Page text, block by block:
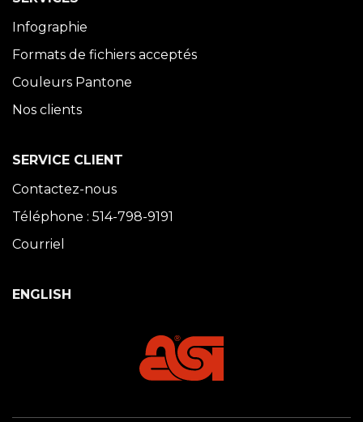
Infographie
Formats de fichiers acceptés
Couleurs Pantone
Nos clients
SERVICE CLIENT
Contactez-nous
Téléphone : 514-798-9191
Courriel
ENGLISH